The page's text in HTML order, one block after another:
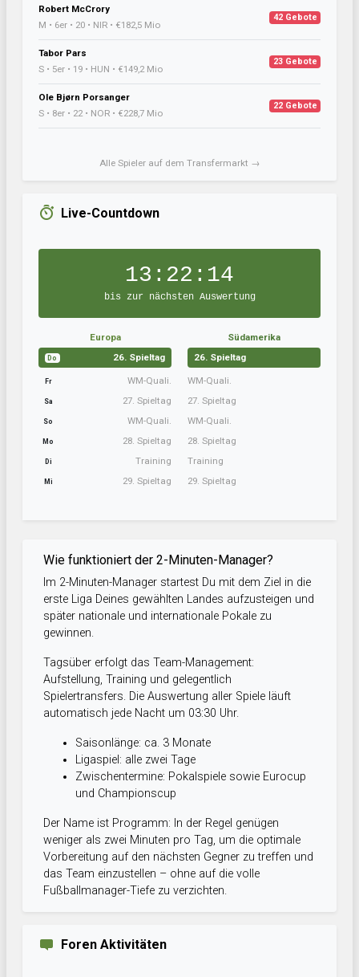
Robert McCrory
M • 6er • 20 • NIR • €182,5 Mio
42 Gebote
Tabor Pars
S • 5er • 19 • HUN • €149,2 Mio
23 Gebote
Ole Bjørn Porsanger
S • 8er • 22 • NOR • €228,7 Mio
22 Gebote
Alle Spieler auf dem Transfermarkt →
Live-Countdown
13:22:14
bis zur nächsten Auswertung
Europa
Do 26. Spieltag
Fr WM-Quali.
Sa 27. Spieltag
So WM-Quali.
Mo 28. Spieltag
Di Training
Mi 29. Spieltag
Südamerika
26. Spieltag
WM-Quali.
27. Spieltag
WM-Quali.
28. Spieltag
Training
29. Spieltag
Wie funktioniert der 2-Minuten-Manager?
Im 2-Minuten-Manager startest Du mit dem Ziel in die
erste Liga Deines gewählten Landes aufzusteigen und
später nationale und internationale Pokale zu
gewinnen.
Tagsüber erfolgt das Team-Management:
Aufstellung, Training und gelegentlich
Spielertransfers. Die Auswertung aller Spiele läuft
automatisch jede Nacht um 03:30 Uhr.
Saisonlänge: ca. 3 Monate
Ligaspiel: alle zwei Tage
Zwischentermine: Pokalspiele sowie Eurocup
und Championscup
Der Name ist Programm: In der Regel genügen
weniger als zwei Minuten pro Tag, um die optimale
Vorbereitung auf den nächsten Gegner zu treffen und
das Team einzustellen – ohne auf die volle
Fußballmanager-Tiefe zu verzichten.
Foren Aktivitäten